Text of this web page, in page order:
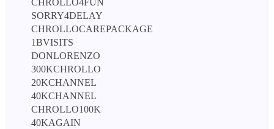
CHROLLO4FUN
SORRY4DELAY
CHROLLOCAREPACKAGE
1BVISITS
DONLORENZO
300KCHROLLO
20KCHANNEL
40KCHANNEL
CHROLLO100K
40KAGAIN